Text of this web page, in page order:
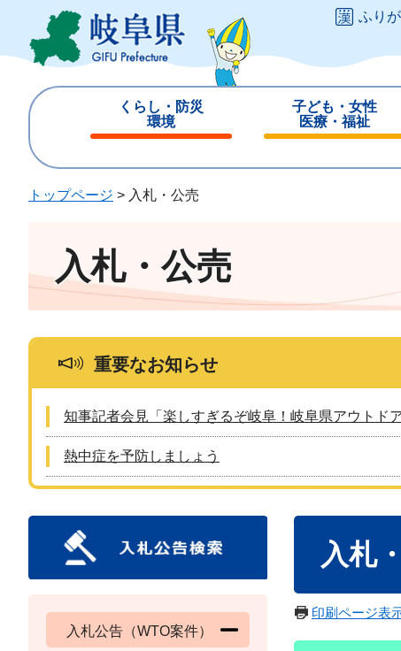
ジ
ュ
ふり
くらし・防災
環境
じ
子ども・女性
医療・福祉
じ
トップページ > 入札・公売
入札・公売
重要なお知らせ
知事記者会見「楽しすぎるぞ岐阜！岐阜県アウトド
熱中症を予防しましょう
入札
印刷ページ表
入札公告（WTO案件）